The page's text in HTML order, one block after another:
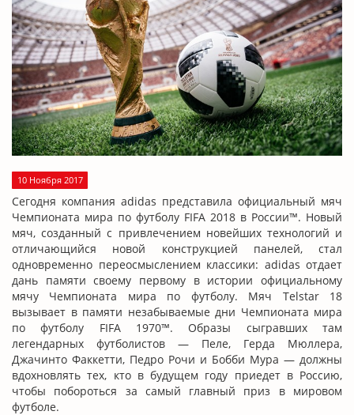
10 Ноября 2017
Сегодня компания adidas представила официальный мяч
Чемпионата мира по футболу FIFA 2018 в России™. Новый
мяч, созданный с привлечением новейших технологий и
отличающийся новой конструкцией панелей, стал
одновременно переосмыслением классики: adidas отдает
дань памяти своему первому в истории официальному
мячу Чемпионата мира по футболу. Мяч Telstar 18
вызывает в памяти незабываемые дни Чемпионата мира
по футболу FIFA 1970™. Образы сыгравших там
легендарных футболистов — Пеле, Герда Мюллера,
Джачинто Факкетти, Педро Рочи и Бобби Мура — должны
вдохновлять тех, кто в будущем году приедет в Россию,
чтобы побороться за самый главный приз в мировом
футболе.